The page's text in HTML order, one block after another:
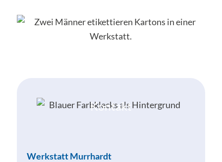
Kontakt
Werkstatt Murrhardt